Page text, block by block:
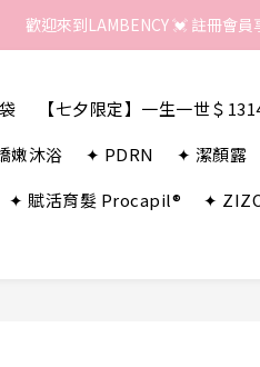
歡迎來到LAMBENCY 💓 註冊會員
歡迎來到LAMBENCY 💓 註冊會員
歡迎來到LAMBENCY 💓 註冊會員
【七夕限定】一生一世＄
嫩沐浴 ✦ PDRN ✦ 潔顏露
✦ 賦活育髮 Procapil® ✦